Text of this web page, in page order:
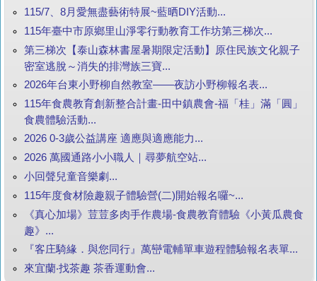
115/7、8月愛無盡藝術特展~藍晒DIY活動...
115年臺中市原鄉里山淨零行動教育工作坊第三梯次...
第三梯次【泰山森林書屋暑期限定活動】原住民族文化親子
密室逃脫～消失的排灣族三寶...
2026年台東小野柳自然教室——夜訪小野柳報名表...
115年食農教育創新整合計畫-田中鎮農會-福「桂」滿「圓」
食農體驗活動...
2026 0-3歲公益講座 適應與適應能力...
2026 萬國通路小小職人｜尋夢航空站...
小回聲兒童音樂劇...
115年度食材險趣親子體驗營(二)開始報名囉~...
《真心加場》荳荳多肉手作農場-食農教育體驗《小黃瓜農食
趣》...
『客庄騎緣．與您同行』萬巒電輔單車遊程體驗報名表單...
來宜蘭‧找茶趣 茶香運動會...